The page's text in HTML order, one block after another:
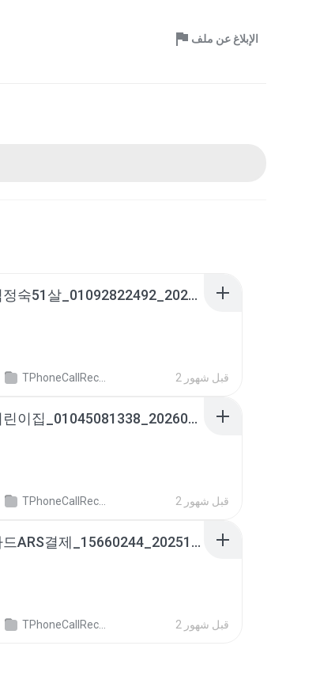
الإبلاغ عن ملف
동양생명김정숙51살_01092822492_20250909094023.m4a
TPhoneCallRecords 2 قبل شهور
트리니엔어린이집_01045081338_20260406185402.m4a
TPhoneCallRecords 2 قبل شهور
아이행복카드ARS결제_15660244_20251216095453.m4a
TPhoneCallRecords 2 قبل شهور